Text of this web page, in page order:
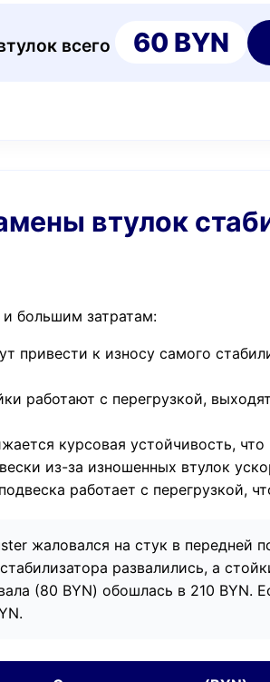
всего 60 BYN
втулок
большим затратам:
привести к износу самого
работают с перегрузкой,
курсовая устойчивость,
из-за изношенных втулок
работает с перегрузкой,
жаловался на стук в передней
развалились, а
(80 BYN) обошлась в 210 BYN.